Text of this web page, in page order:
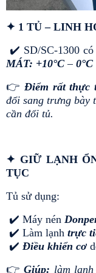
✦ 1 TỦ – LINH
✔️ SD/SC-1300
MÁT: +10°C – 0°C
👉 Điểm rất thực
đổi sang trưng bày
cần đổi tủ.
✦ GIỮ LẠNH
TỤC
Tủ sử dụng:
✔️ Máy nén
✔️ Làm lạnh trực
✔️ Điều khiển cơ
👉 Giúp: làm